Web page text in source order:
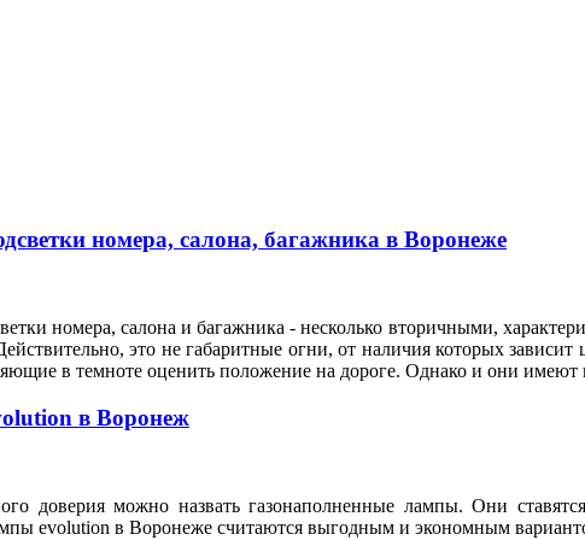
номера, салона, багажника в Воронеже
номера, салона и багажника - несколько вторичными,
это не габаритные огни, от наличия которых
в темноте оценить положение на дороге. Однако и они
в Воронеж
доверия можно назвать газонаполненные лампы. Они
evolution в Воронеже считаются выгодным и экономным